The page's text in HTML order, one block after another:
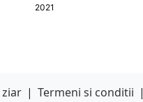
| Termeni si conditii |